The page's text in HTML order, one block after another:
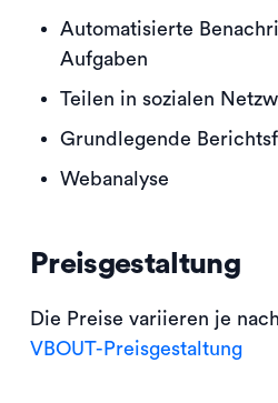
Automatisierte
Aufgaben
Teilen in sozialen
Grundlegende
Webanalyse
Preisgestaltung
Die Preise variieren je
VBOUT-Preisgestaltung